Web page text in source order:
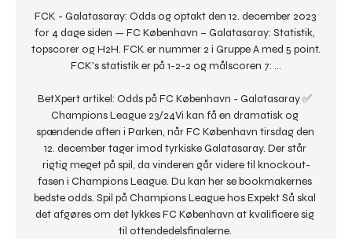
FCK - Galatasaray: Odds og optakt den 12. december 2023
for 4 dage siden — FC København – Galatasaray: Statistik,
topscorer og H2H. FCK er nummer 2 i Gruppe A med 5 point.
FCK's statistik er på 1-2-2 og målscoren 7: ...
BetXpert artikel: Odds på FC København - Galatasaray ✅
Champions League 23/24Vi kan få en dramatisk og
spændende aften i Parken, når FC København tirsdag den
12. december tager imod tyrkiske Galatasaray. Der står
rigtig meget på spil, da vinderen går videre til knockout-
fasen i Champions League. Du kan her se bookmakernes
bedste odds. Spil på Champions League hos Expekt Så skal
det afgøres om det lykkes FC København at kvalificere sig
til ottendedelsfinalerne.